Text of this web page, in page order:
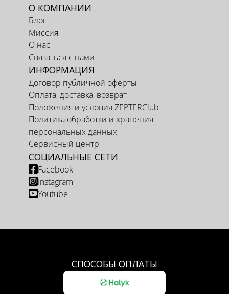
О КОМПАНИИ
Блог
Миссия
О нас
Связаться с нами
ИНФОРМАЦИЯ
Договор публичной оферты
Оплата, доставка, возврат
Положения и условия ZEPTERClub
Политика обработки и хранения
персональных данных
Сервисный центр
СОЦИАЛЬНЫЕ СЕТИ
Facebook
Instagram
Youtube
СПОСОБЫ ОПЛАТЫ